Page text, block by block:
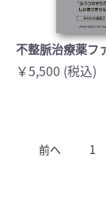
不整脈治療薬フ
￥5,500 (税込)
前へ 1